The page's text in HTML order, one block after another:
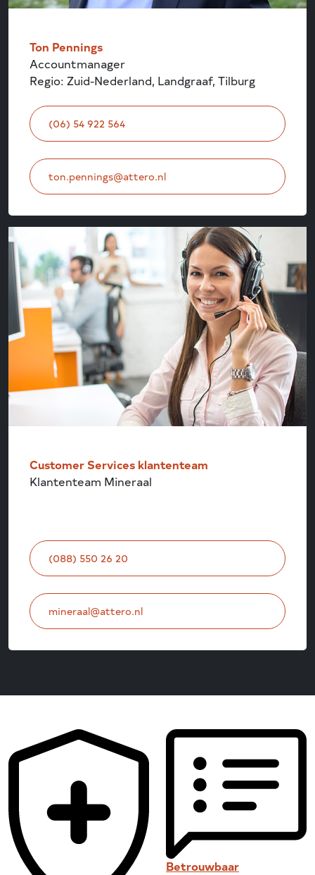
Ton Pennings
Accountmanager
Regio: Zuid-Nederland, Landgraaf, Tilburg
(06) 54 922 564
ton.pennings@attero.nl
Customer Services klantenteam
Klantenteam Mineraal
(088) 550 26 20
mineraal@attero.nl
Betrouwbaar